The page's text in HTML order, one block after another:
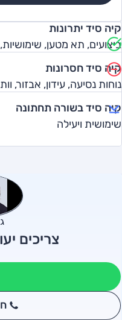
קיה סיד יתרונות
ביצועים, תא מטען,
קיה סיד חסרונות
נוחות נסיעה, עידון, אבזור,
קיה סיד בשורה תחתונה
שימושית ויעילה
צריכים